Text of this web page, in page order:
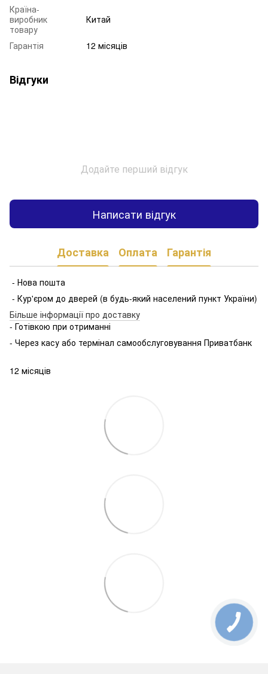
Країна-
виробник
товару
Китай
Гарантія 12 місяців
Відгуки
Додайте перший відгук
Написати відгук
Доставка Оплата Гарантія
- Нова пошта
- Кур'єром до дверей (в будь-який населений пункт України)
Більше інформації про доставку
- Готівкою при отриманні
- Через касу або термінал самообслуговування Приватбанк
12 місяців